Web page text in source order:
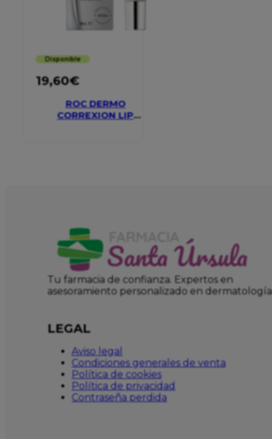
Disponible
19,60€
ROC DERMO
CORREXION LIP
Tu farmacia de confianza. Expertos en
asesoramiento personalizado en dermatología
LEGAL
Aviso legal
Condiciones generales de venta
Política de cookies
Política de privacidad
Contraseña perdida